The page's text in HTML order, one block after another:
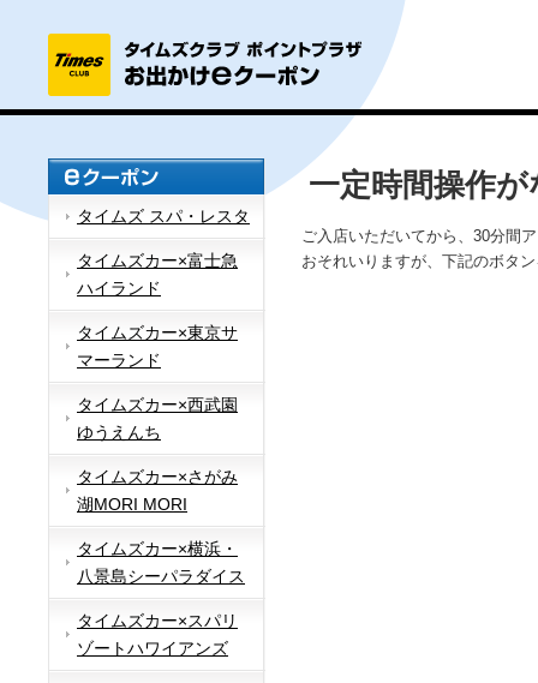
タイムズ スパ・レスタ
タイムズカー×富士急
ハイランド
タイムズカー×東京サ
マーランド
タイムズカー×西武園
ゆうえんち
タイムズカー×さがみ
湖MORI MORI
タイムズカー×横浜・
八景島シーパラダイス
タイムズカー×スパリ
ゾートハワイアンズ
一定時間操作
ご入店いただいてから、30分間
おそれいりますが、下記のボタ